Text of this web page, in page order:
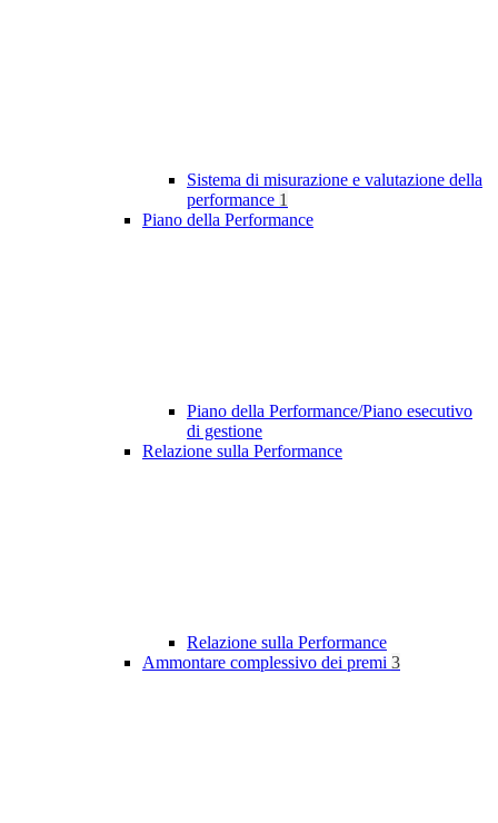
Sistema di misurazione e valutazione della
performance 1
Piano della Performance
Piano della Performance/Piano esecutivo
di gestione
Relazione sulla Performance
Relazione sulla Performance
Ammontare complessivo dei premi 3